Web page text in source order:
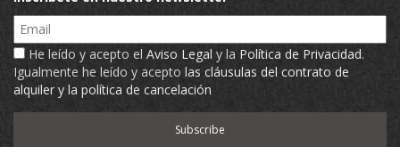
Email
He leído y acepto el Aviso Legal y la Política de Privacidad.
Igualmente he leído y acepto las cláusulas del contrato de
alquiler y la política de cancelación